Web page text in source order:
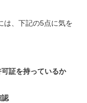
は、下記の5点に気を
証を持っているか
認